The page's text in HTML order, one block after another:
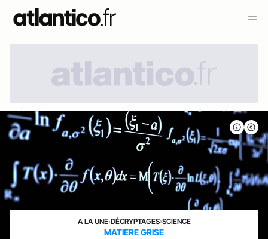
A LA UNE›DÉCRYPTAGES›SCIENCE
MATIERE GRISE